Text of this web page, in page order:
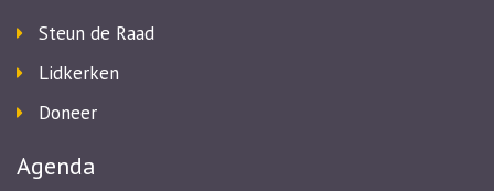
Steun de Raad
Lidkerken
Doneer
Agenda